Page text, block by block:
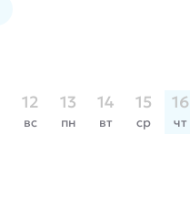
12
вс
13
пн
14
вт
15
ср
16
чт